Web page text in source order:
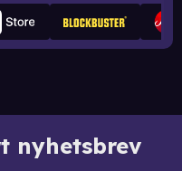
nyhetsbrev